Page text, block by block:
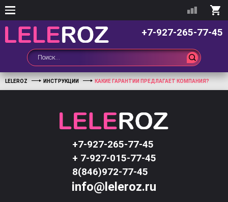
+7-927-265-77-45
LELEROZ ИНСТРУКЦИИ КАКИЕ ГАРАНТИИ ПРЕДЛАГАЕТ КОМПАНИЯ?
+7-927-265-77-45
+ 7-927-015-77-45
8(846)972-77-45
info@leleroz.ru